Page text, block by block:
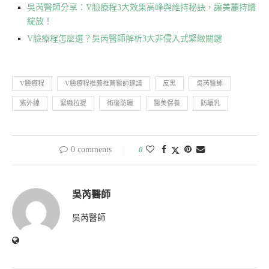
吳芮醫師分享：V臉療程3大效果高峰與維持秘訣，讓美麗持續
綻放！
V臉療程怎麼選？吳芮醫師解析3大非侵入式緊緻關鍵
V臉療程 V臉療程推薦推薦醫師建議 反黑 吳芮醫師
紫外線 緊緻拉提 術後防曬 醫美保養 防曬乳
0 comments 0
吳芮醫師
吳芮醫師